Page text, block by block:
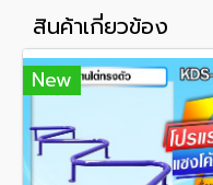
สินค้าเกี่ยวข้อง
New